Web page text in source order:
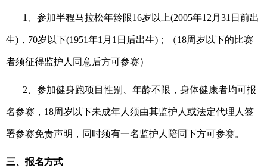
1、 参加半程马拉松年龄限16岁以上(2005年12月31日前出
生)，70岁以下(1951年1月1日后出生)；（18周岁以下的比赛
者须征得监护人同意后方可参赛）
2、 参加健身跑项目性别、年龄不限，身体健康者均可报
名参赛， 18周岁以下未成年人须由其监护人或法定代理人签
署参赛免责声明，同时须有一名监护人陪同下方可参赛。
三、报名方式